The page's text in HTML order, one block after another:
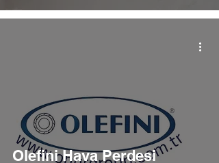
Olefini Hava Perdesi